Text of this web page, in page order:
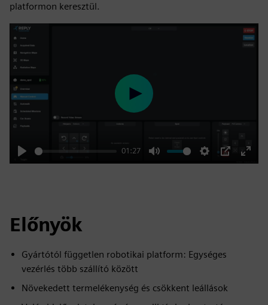
platformon keresztül.
Play
01:27
Mute Settings
PIP
Enter
Play
Előnyök
Gyártótól független robotikai platform: Egységes
vezérlés több szállító között
Növekedett termelékenység és csökkent leállások